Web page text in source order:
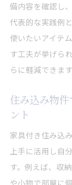
力
家具付
ト
住み込
家具付
住み込
家具付
る方法
備内容を確認し
代表的な実践例
使いたいアイテ
す工夫が挙げら
らに軽減できます
住み込み物
ント
家具付き住み込
上手に活用し自
す。例えば、収
や小物で部屋に